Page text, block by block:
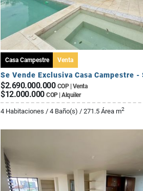
Casa Campestre Venta
$2.690.000.000 COP | Venta
$12.000.000 COP | Alquiler
4 Habitaciones / 4 Baño(s) / 271.5 Área m2